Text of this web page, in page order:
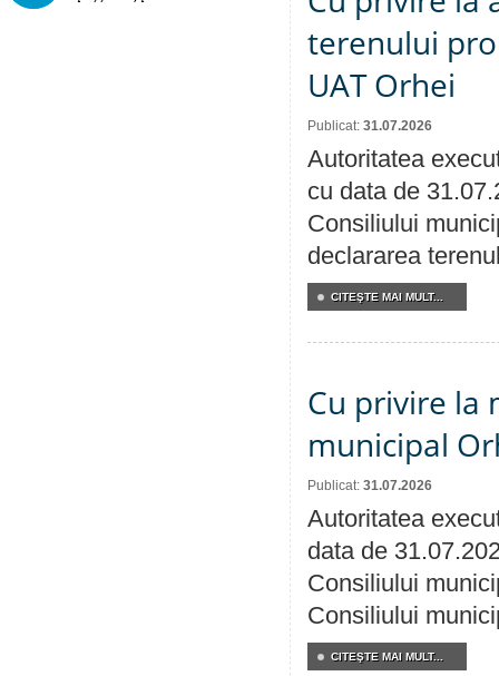
terenului
UAT Orhei
Publicat: 31.07.2026
Autoritatea
cu data de
Consiliului
declararea
CITEŞTE MAI MULT...
Cu privire la
municipal
Publicat: 31.07.2026
Autoritatea
data de
Consiliului
Consiliului
CITEŞTE MAI MULT...